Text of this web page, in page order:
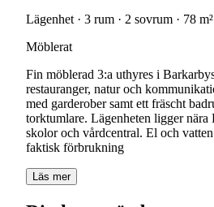
Lägenhet · 3 rum · 2 sovrum · 78 m²
Möblerat
Fin möblerad 3:a uthyres i
restauranger, natur och
med garderober samt ett fräscht
torktumlare. Lägenheten ligger
skolor och vårdcentral. El och
faktisk förbrukning
Läs mer